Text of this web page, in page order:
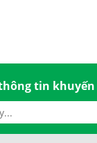
tin